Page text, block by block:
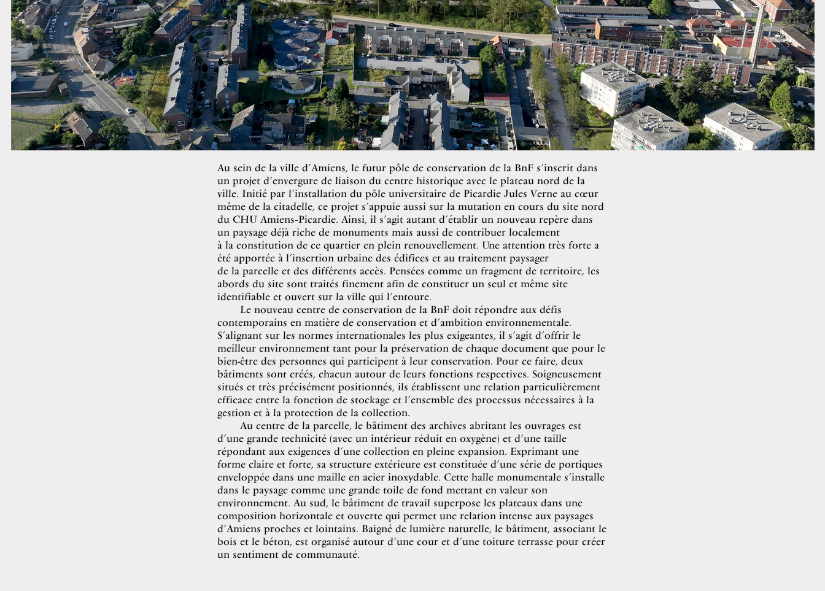
Au sein de la ville d’Amiens, le futur pôle de conservation de la BnF s’inscrit dans
un projet d’envergure de liaison du centre historique avec le plateau nord de la
ville. Initié par l’installation du pôle universitaire de Picardie Jules Verne au cœur
même de la citadelle, ce projet s’appuie aussi sur la mutation en cours du site nord
du CHU Amiens‑Picardie. Ainsi, il s’agit autant d’établir un nouveau repère dans
un paysage déjà riche de monuments mais aussi de contribuer localement
à la constitution de ce quartier en plein renouvellement. Une attention très forte a
été apportée à l’insertion urbaine des édifices et au traitement paysager
de la parcelle et des différents accès. Pensées comme un fragment de territoire, les
abords du site sont traités finement afin de constituer un seul et même site
identifiable et ouvert sur la ville qui l’entoure.
Le nouveau centre de conservation de la BnF doit répondre aux défis
contemporains en matière de conservation et d’ambition environnementale.
S’alignant sur les normes internationales les plus exigeantes, il s’agit d’offrir le
meilleur environnement tant pour la préservation de chaque document que pour le
bien-être des personnes qui participent à leur conservation. Pour ce faire, deux
bâtiments sont créés, chacun autour de leurs fonctions respectives. Soigneusement
situés et très précisément positionnés, ils établissent une relation particulièrement
efficace entre la fonction de stockage et l’ensemble des processus nécessaires à la
gestion et à la protection de la collection.
Au centre de la parcelle, le bâtiment des archives abritant les ouvrages est
d’une grande technicité (avec un intérieur réduit en oxygène) et d’une taille
répondant aux exigences d’une collection en pleine expansion. Exprimant une
forme claire et forte, sa structure extérieure est constituée d’une série de portiques
enveloppée dans une maille en acier inoxydable. Cette halle monumentale s’installe
dans le paysage comme une grande toile de fond mettant en valeur son
environnement. Au sud, le bâtiment de travail superpose les plateaux dans une
composition horizontale et ouverte qui permet une relation intense aux paysages
d’Amiens proches et lointains. Baigné de lumière naturelle, le bâtiment, associant le
bois et le béton, est organisé autour d’une cour et d’une toiture terrasse pour créer
un sentiment de communauté.